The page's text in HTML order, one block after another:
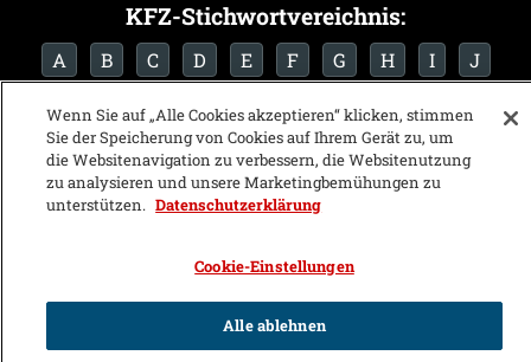
KFZ-Stichwortvereichnis:
A B C D E F G H I
J
K
L M N P Q
U
V W X Y Z
Wenn Sie auf „Alle Cookies akzeptieren“ klicken, stimmen
Sie der Speicherung von Cookies auf Ihrem Gerät zu, um
die Websitenavigation zu verbessern, die Websitenutzung
zu analysieren und unsere Marketingbemühungen zu
unterstützen. Datenschutzerklärung
Cookie-Einstellungen
Alle ablehnen